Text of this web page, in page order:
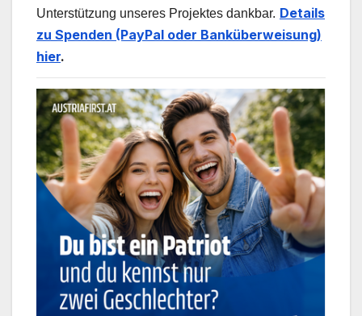
Unterstützung unseres Projektes dankbar. Details
zu Spenden (PayPal oder Banküberweisung)
hier.